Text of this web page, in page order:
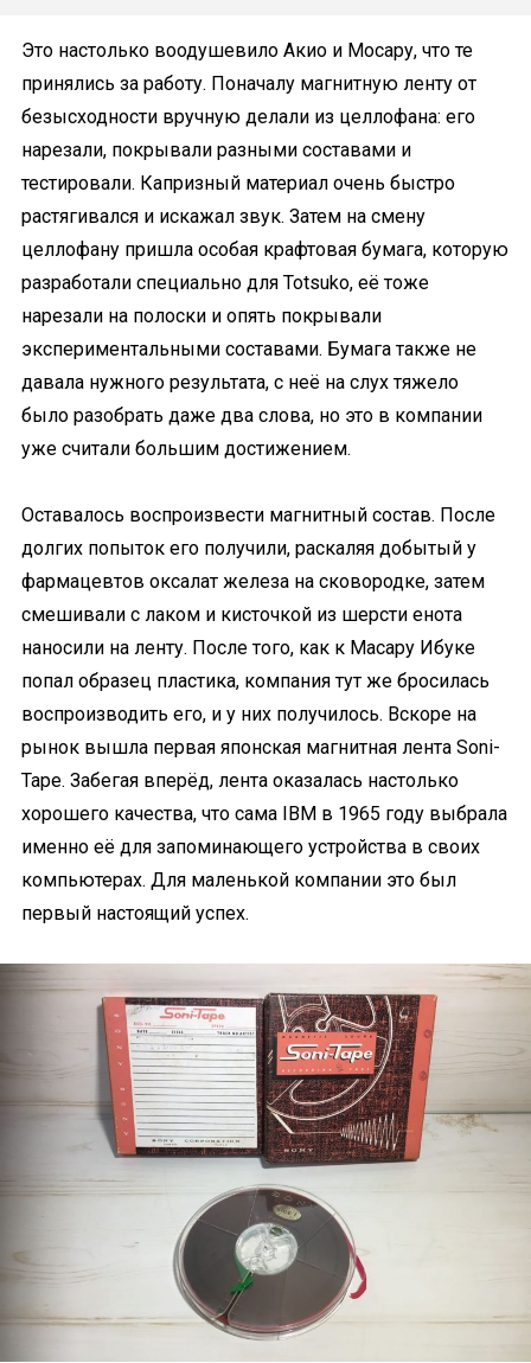
Это настолько воодушевило Акио и Мосару, что те
принялись за работу. Поначалу магнитную ленту от
безысходности вручную делали из целлофана: его
нарезали, покрывали разными составами и
тестировали. Капризный материал очень быстро
растягивался и искажал звук. Затем на смену
целлофану пришла особая крафтовая бумага, которую
разработали специально для Totsuko, её тоже
нарезали на полоски и опять покрывали
экспериментальными составами. Бумага также не
давала нужного результата, с неё на слух тяжело
было разобрать даже два слова, но это в компании
уже считали большим достижением.
Оставалось воспроизвести магнитный состав. После
долгих попыток его получили, раскаляя добытый у
фармацевтов оксалат железа на сковородке, затем
смешивали с лаком и кисточкой из шерсти енота
наносили на ленту. После того, как к Масару Ибуке
попал образец пластика, компания тут же бросилась
воспроизводить его, и у них получилось. Вскоре на
рынок вышла первая японская магнитная лента Soni-
Tape. Забегая вперёд, лента оказалась настолько
хорошего качества, что сама IBM в 1965 году выбрала
именно её для запоминающего устройства в своих
компьютерах. Для маленькой компании это был
первый настоящий успех.